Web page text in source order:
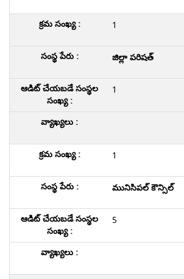
1
జిల్లా పరిషత్
1
1
మునిసిపల్ కౌన్సిల్
5